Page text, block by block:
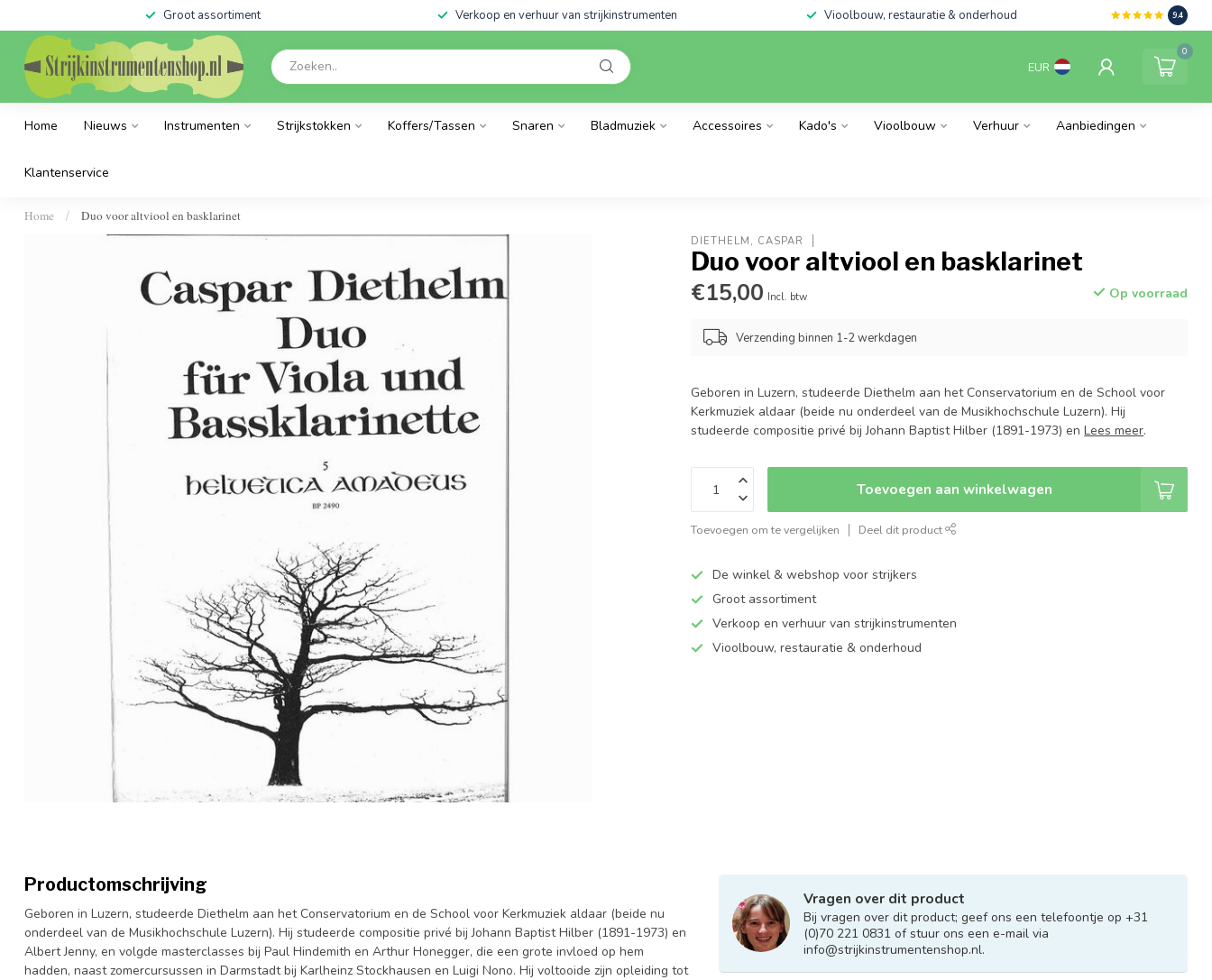
Groot assortiment Verkoop en verhuur van strijkinstrumenten Vioolbouw, restauratie & onderhoud 9.4
EUR
0
Home Nieuws Instrumenten Strijkstokken Koffers/Tassen Snaren Bladmuziek Accessoires Kado's Vioolbouw Verhuur Aanbiedingen
Klantenservice
Home / Duo voor altviool en basklarinet
DIETHELM, CASPAR
Duo voor altviool en basklarinet
€15,00 Incl. btw Op voorraad
Verzending binnen 1-2 werkdagen
Geboren in Luzern, studeerde Diethelm aan het Conservatorium en de School voor
Kerkmuziek aldaar (beide nu onderdeel van de Musikhochschule Luzern). Hij
studeerde compositie privé bij Johann Baptist Hilber (1891-1973) enLees meer.
Toevoegen aan winkelwagen
Toevoegen om te vergelijken Deel dit product
De winkel & webshop voor strijkers
Groot assortiment
Verkoop en verhuur van strijkinstrumenten
Vioolbouw, restauratie & onderhoud
Productomschrijving
Geboren in Luzern, studeerde Diethelm aan het Conservatorium en de School voor Kerkmuziek aldaar (beide nu
onderdeel van de Musikhochschule Luzern). Hij studeerde compositie privé bij Johann Baptist Hilber (1891-1973) en
Albert Jenny, en volgde masterclasses bij Paul Hindemith en Arthur Honegger, die een grote invloed op hem
hadden, naast zomercursussen in Darmstadt bij Karlheinz Stockhausen en Luigi Nono. Hij voltooide zijn opleiding tot
Vragen over dit product
Bij vragen over dit product; geef ons een telefoontje op +31
(0)70 221 0831 of stuur ons een e-mail via
info@strijkinstrumentenshop.nl.